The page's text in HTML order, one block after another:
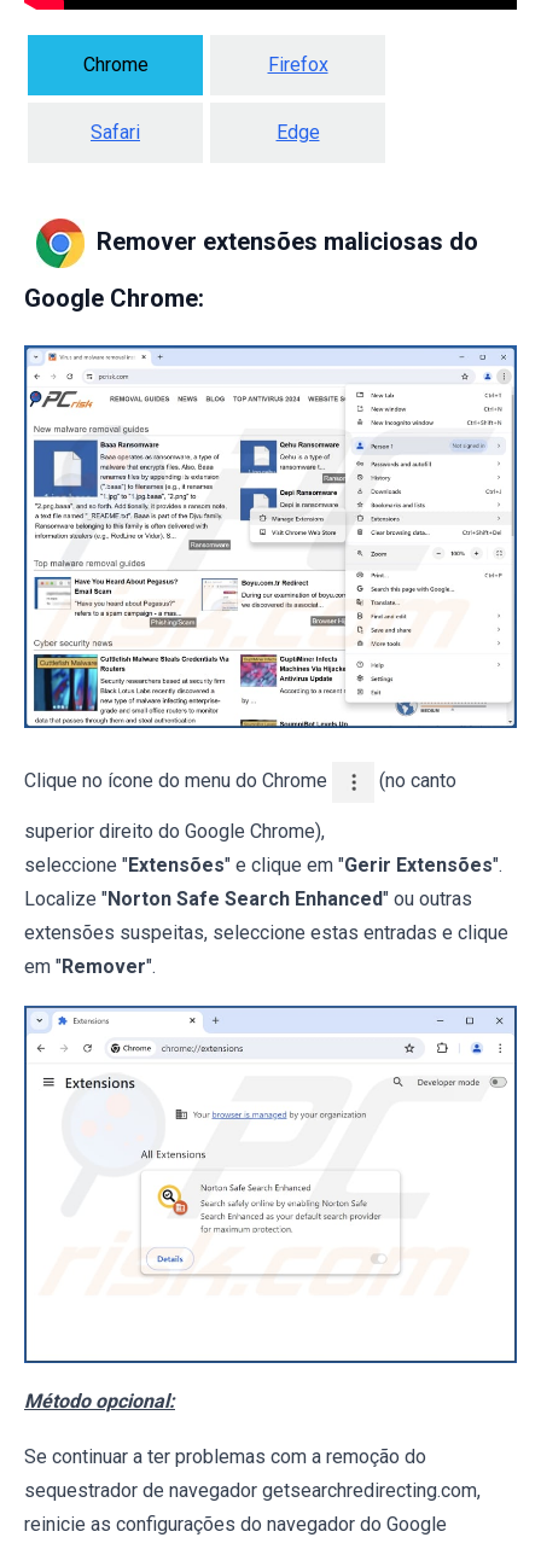
Chrome Firefox
Safari Edge
Remover extensões maliciosas do
Google Chrome:
Clique no ícone do menu do Chrome (no canto
superior direito do Google Chrome),
seleccione "Extensões" e clique em "Gerir Extensões".
Localize "Norton Safe Search Enhanced" ou outras
extensões suspeitas, seleccione estas entradas e clique
em "Remover".
Método opcional:
Se continuar a ter problemas com a remoção do
sequestrador de navegador getsearchredirecting.com,
reinicie as configurações do navegador do Google